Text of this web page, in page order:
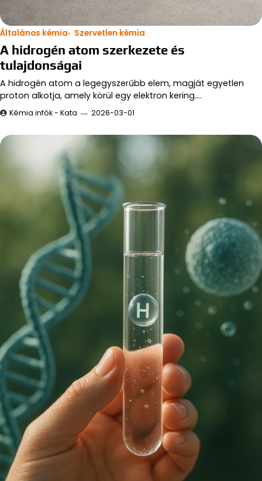
Általános kémia Szervetlen kémia
A hidrogén atom szerkezete és
tulajdonságai
A hidrogén atom a legegyszerűbb elem, magját egyetlen
proton alkotja, amely körül egy elektron kering.…
Kémia infók - Kata 2026-03-01